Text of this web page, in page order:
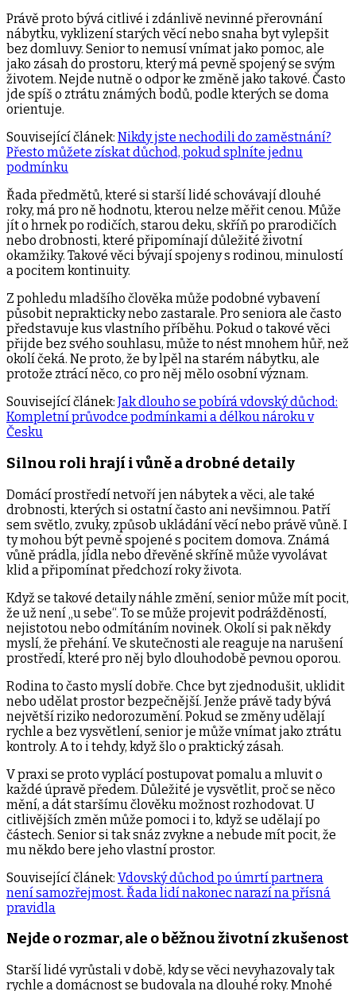
Právě proto bývá citlivé i zdánlivě nevinné přerovnání
nábytku, vyklizení starých věcí nebo snaha byt vylepšit
bez domluvy. Senior to nemusí vnímat jako pomoc, ale
jako zásah do prostoru, který má pevně spojený se svým
životem. Nejde nutně o odpor ke změně jako takové. Často
jde spíš o ztrátu známých bodů, podle kterých se doma
orientuje.
Související článek: Nikdy jste nechodili do zaměstnání?
Přesto můžete získat důchod, pokud splníte jednu
podmínku
Řada předmětů, které si starší lidé schovávají dlouhé
roky, má pro ně hodnotu, kterou nelze měřit cenou. Může
jít o hrnek po rodičích, starou deku, skříň po prarodičích
nebo drobnosti, které připomínají důležité životní
okamžiky. Takové věci bývají spojeny s rodinou, minulostí
a pocitem kontinuity.
Z pohledu mladšího člověka může podobné vybavení
působit neprakticky nebo zastarale. Pro seniora ale často
představuje kus vlastního příběhu. Pokud o takové věci
přijde bez svého souhlasu, může to nést mnohem hůř, než
okolí čeká. Ne proto, že by lpěl na starém nábytku, ale
protože ztrácí něco, co pro něj mělo osobní význam.
Související článek: Jak dlouho se pobírá vdovský důchod:
Kompletní průvodce podmínkami a délkou nároku v
Česku
Silnou roli hrají i vůně a drobné detaily
Domácí prostředí netvoří jen nábytek a věci, ale také
drobnosti, kterých si ostatní často ani nevšimnou. Patří
sem světlo, zvuky, způsob ukládání věcí nebo právě vůně. I
ty mohou být pevně spojené s pocitem domova. Známá
vůně prádla, jídla nebo dřevěné skříně může vyvolávat
klid a připomínat předchozí roky života.
Když se takové detaily náhle změní, senior může mít pocit,
že už není „u sebe“. To se může projevit podrážděností,
nejistotou nebo odmítáním novinek. Okolí si pak někdy
myslí, že přehání. Ve skutečnosti ale reaguje na narušení
prostředí, které pro něj bylo dlouhodobě pevnou oporou.
Rodina to často myslí dobře. Chce byt zjednodušit, uklidit
nebo udělat prostor bezpečnější. Jenže právě tady bývá
největší riziko nedorozumění. Pokud se změny udělají
rychle a bez vysvětlení, senior je může vnímat jako ztrátu
kontroly. A to i tehdy, když šlo o praktický zásah.
V praxi se proto vyplácí postupovat pomalu a mluvit o
každé úpravě předem. Důležité je vysvětlit, proč se něco
mění, a dát staršímu člověku možnost rozhodovat. U
citlivějších změn může pomoci i to, když se udělají po
částech. Senior si tak snáz zvykne a nebude mít pocit, že
mu někdo bere jeho vlastní prostor.
Související článek: Vdovský důchod po úmrtí partnera
není samozřejmost. Řada lidí nakonec narazí na přísná
pravidla
Nejde o rozmar, ale o běžnou životní zkušenost
Starší lidé vyrůstali v době, kdy se věci nevyhazovaly tak
rychle a domácnost se budovala na dlouhé roky. Mnohé